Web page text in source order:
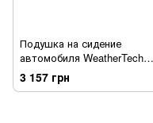
Подушка на сидение
автомобиля WeatherTech
81AFS02
3 157 грн